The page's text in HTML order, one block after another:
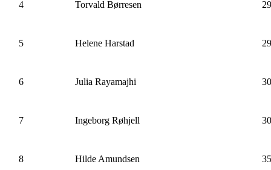
4 Torvald Børresen
5 Helene Harstad
6 Julia Rayamajhi
7 Ingeborg Røhjell
8 Hilde Amundsen